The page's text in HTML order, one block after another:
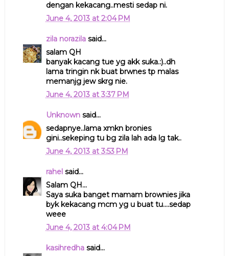
dengan kekacang..mesti sedap ni.
June 4, 2013 at 2:04 PM
zila norazilasaid...
salam QH
banyak kacang tue yg akk suka.:)..dh
lama tringin nk buat brwnes tp malas
memanjg jew skrg nie.
June 4, 2013 at 3:37 PM
Unknownsaid...
sedapnye..lama xmkn bronies
gini..sekeping tu bg zila lah ada lg tak..
June 4, 2013 at 3:53 PM
rahelsaid...
Salam QH...
Saya suka banget mamam brownies jika
byk kekacang mcm yg u buat tu....sedap
weee
June 4, 2013 at 4:04 PM
kasihredhasaid...